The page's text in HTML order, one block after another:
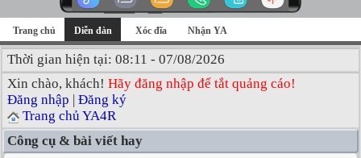
Trang chủ Diễn đàn Xóc đĩa Nhận YA
Thời gian hiện tại: 08:11 - 07/08/2026
Xin chào, khách! Hãy đăng nhập để tắt quảng cáo!
Đăng nhập | Đăng ký
Trang chủ YA4R
Công cụ & bài viết hay